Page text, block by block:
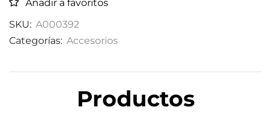
Añadir a favoritos
SKU: A000392
Categorías: Accesorios
Productos